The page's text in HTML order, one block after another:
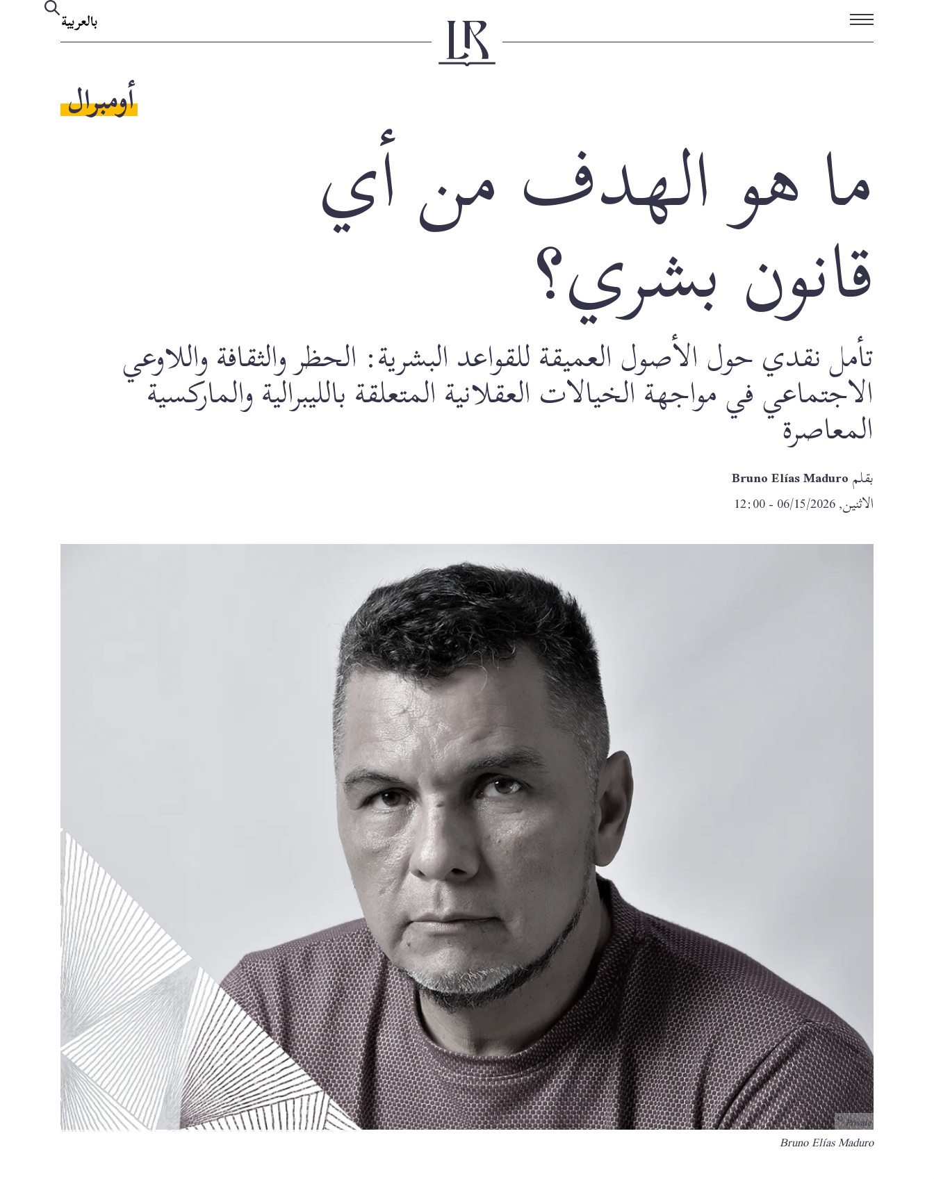
بالعربية
أومبرال
ما هو الهدف من أي
قانون بشري؟
تأمل نقدي حول الأصول العميقة للقواعد البشرية: الحظر والثقافة واللاوعي
الاجتماعي في مواجهة الخيالات العقلانية المتعلقة بالليبرالية والماركسية
المعاصرة
بقلمBruno Elías Maduro
الاثنين, 06/15/2026 - 12:00
Private
Bildunterschrift
Bruno Elías Maduro